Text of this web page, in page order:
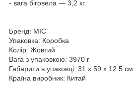
- вага біговела — 3,2 кг.
Бренд: MIC
Упаковка: Коробка
Колір: Жовтий
Вага з упаковкою: 3970 г
Габарити в упаковці: 31 x 59 x 12.5 см
Країна виробник: Китай